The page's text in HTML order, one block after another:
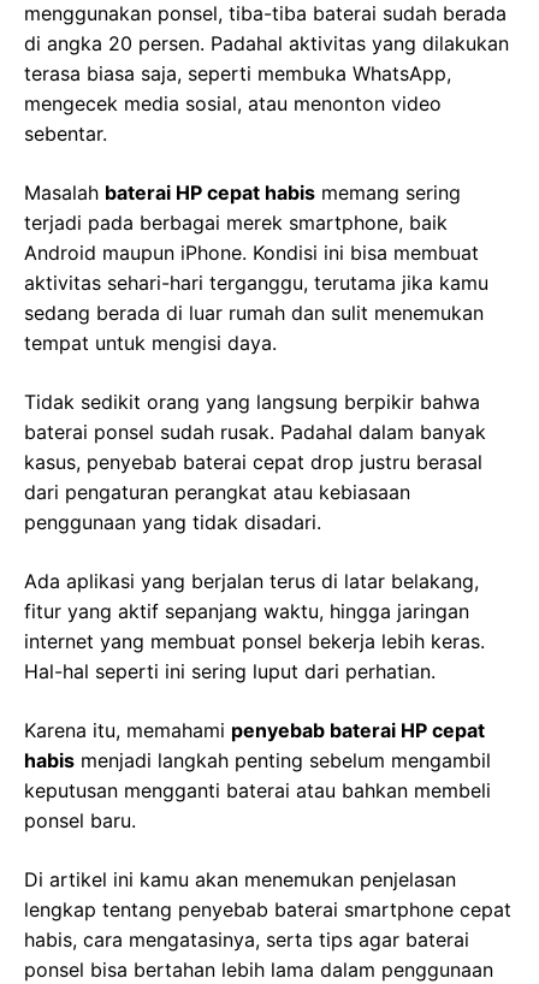
menggunakan ponsel, tiba-tiba baterai sudah berada
di angka 20 persen. Padahal aktivitas yang dilakukan
terasa biasa saja, seperti membuka WhatsApp,
mengecek media sosial, atau menonton video
sebentar.
Masalah baterai HP cepat habis memang sering
terjadi pada berbagai merek smartphone, baik
Android maupun iPhone. Kondisi ini bisa membuat
aktivitas sehari-hari terganggu, terutama jika kamu
sedang berada di luar rumah dan sulit menemukan
tempat untuk mengisi daya.
Tidak sedikit orang yang langsung berpikir bahwa
baterai ponsel sudah rusak. Padahal dalam banyak
kasus, penyebab baterai cepat drop justru berasal
dari pengaturan perangkat atau kebiasaan
penggunaan yang tidak disadari.
Ada aplikasi yang berjalan terus di latar belakang,
fitur yang aktif sepanjang waktu, hingga jaringan
internet yang membuat ponsel bekerja lebih keras.
Hal-hal seperti ini sering luput dari perhatian.
Karena itu, memahami penyebab baterai HP cepat
habis menjadi langkah penting sebelum mengambil
keputusan mengganti baterai atau bahkan membeli
ponsel baru.
Di artikel ini kamu akan menemukan penjelasan
lengkap tentang penyebab baterai smartphone cepat
habis, cara mengatasinya, serta tips agar baterai
ponsel bisa bertahan lebih lama dalam penggunaan